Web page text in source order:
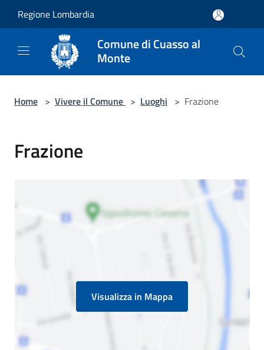
Regione Lombardia
Comune di Cuasso al
Monte
Home > Vivere il Comune > Luoghi > Frazione
Frazione
Visualizza in Mappa